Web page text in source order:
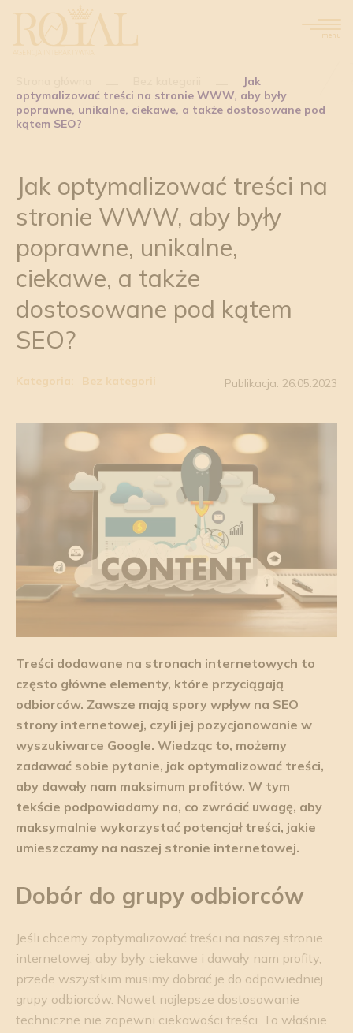
menu
Jak
optymalizować treści na stronie WWW, aby były
poprawne, unikalne, ciekawe, a także dostosowane pod
kątem SEO?
Jak optymalizować treści na
stronie WWW, aby były
poprawne, unikalne,
ciekawe, a także
dostosowane pod kątem
SEO?
Kategoria: Bez kategorii Publikacja: 26.05.2023
Treści dodawane na stronach internetowych to
często główne elementy, które przyciągają
odbiorców. Zawsze mają spory wpływ na SEO
strony internetowej, czyli jej pozycjonowanie w
wyszukiwarce Google. Wiedząc to, możemy
zadawać sobie pytanie, jak optymalizować treści,
aby dawały nam maksimum profitów. W tym
tekście podpowiadamy na, co zwrócić uwagę, aby
maksymalnie wykorzystać potencjał treści, jakie
umieszczamy na naszej stronie internetowej.
Dobór do grupy odbiorców
Jeśli chcemy zoptymalizować treści na naszej stronie
internetowej, aby były ciekawe i dawały nam profity,
przede wszystkim musimy dobrać je do odpowiedniej
grupy odbiorców. Nawet najlepsze dostosowanie
techniczne nie zapewni ciekawości treści. To właśnie